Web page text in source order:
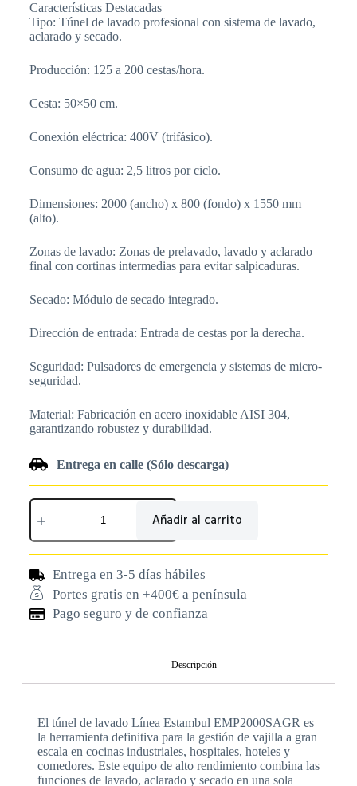
Características Destacadas
Tipo: Túnel de lavado profesional con sistema de lavado,
aclarado y secado.
Producción: 125 a 200 cestas/hora.
Cesta: 50×50 cm.
Conexión eléctrica: 400V (trifásico).
Consumo de agua: 2,5 litros por ciclo.
Dimensiones: 2000 (ancho) x 800 (fondo) x 1550 mm
(alto).
Zonas de lavado: Zonas de prelavado, lavado y aclarado
final con cortinas intermedias para evitar salpicaduras.
Secado: Módulo de secado integrado.
Dirección de entrada: Entrada de cestas por la derecha.
Seguridad: Pulsadores de emergencia y sistemas de micro-
seguridad.
Material: Fabricación en acero inoxidable AISI 304,
garantizando robustez y durabilidad.
Entrega en calle (Sólo descarga)
Añadir al carrito
Entrega en 3-5 días hábiles
Portes gratis en +400€ a península
Pago seguro y de confianza
Descripción
El túnel de lavado Línea Estambul EMP2000SAGR es
la herramienta definitiva para la gestión de vajilla a gran
escala en cocinas industriales, hospitales, hoteles y
comedores. Este equipo de alto rendimiento combina las
funciones de lavado, aclarado y secado en una sola